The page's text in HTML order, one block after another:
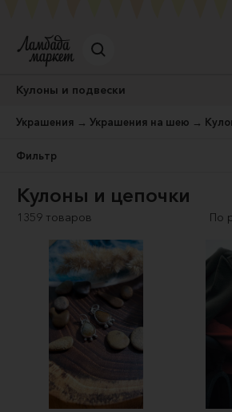
Кулоны и подвески
Украшения → Украшения на шею →
Фильтр
Кулоны и цепочки
1359 товаров